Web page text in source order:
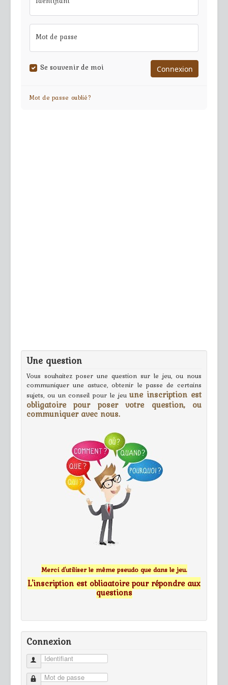
Mot de passe
Se souvenir de moi
Mot de passe oublié?
Une question
Vous souhaitez poser une question sur le jeu, ou nous
communiquer une astuce, obtenir le passe de certains
sujets, ou un conseil pour le jeuune inscription est
obligatoire pour poser votre question, ou
communiquer avec nous.
Merci d'utiliser le même pseudo que dans le jeu.
L'inscription est obligatoire pour répondre aux
questions
Connexion
Identifiant
Mot de passe